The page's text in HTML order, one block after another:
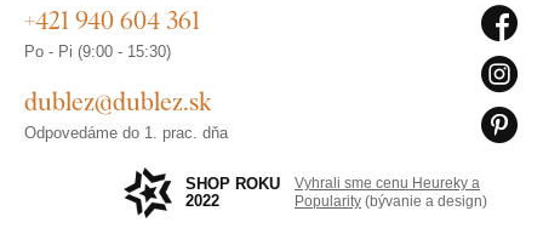
+421 940 604 361
Po - Pi (9:00 - 15:30)
dublez@dublez.sk
Odpovedáme do 1. prac. dňa
SHOP ROKU
2022
Vyhrali sme cenu Heureky a
Popularity (bývanie a design)